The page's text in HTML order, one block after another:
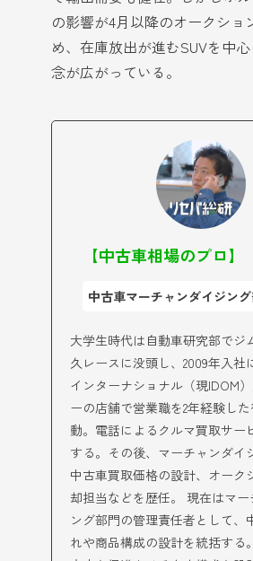
の影響が4月以降のオークショ
め、在庫放出が進むSUVを中
念が広がっている。
【中古車相場のプロ】
中古車マーチャンダイジン
大学生時代は自動車研究部でジ
久レースに没頭し、2009年入社
インターナショナル（現IDOM
ーの店舗で営業職を2年経験し
動。電話によるクルマ買取サー
する。その後、マーチャンダイ
中古車買取価格の設計、オーク
却担当などを歴任。 現在はマ
ング部門の管理責任者として、
れや商品構成の設計を統括する